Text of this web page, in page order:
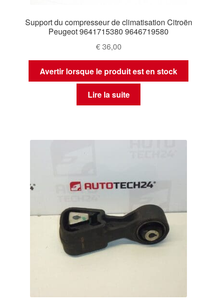
Support du compresseur de climatisation Citroën
Peugeot 9641715380 9646719580
€36,00
Avertir lorsque le produit est en stock
Lire la suite